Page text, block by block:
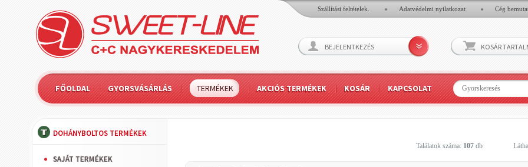
Szállítási feltételek. Adatvédelmi nyilatkozat Cég
BEJELENTKEZÉS KOSÁR
FŐOLDAL GYORSVÁSÁRLÁS TERMÉKEK AKCIÓS TERMÉKEK KOSÁR KAPCSOLAT
DOHÁNYBOLTOS TERMÉKEK
SAJÁT TERMÉKEK
Találatok száma: 107db